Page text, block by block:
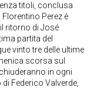
titoli, conclusa
Perez è
ritorno di José
partita del
vinto tre delle ultime
scorsa sul
in ogni
Federico Valverde,